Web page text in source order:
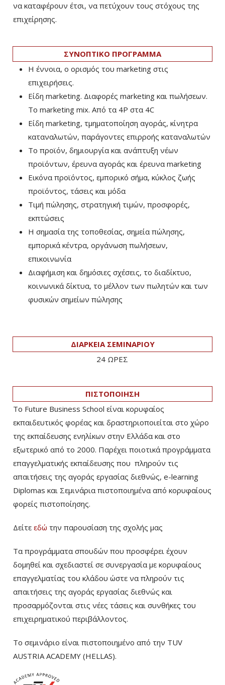
να καταφέρουν έτσι, να πετύχουν τους στόχους της
επιχείρησης.
ΣΥΝΟΠΤΙΚΟ ΠΡΟΓΡΑΜΜΑ
Η έννοια, ο ορισμός του marketing στις
επιχειρήσεις.
Είδη marketing. Διαφορές marketing και πωλήσεων.
Το marketing mix. Από τα 4P στα 4C
Είδη marketing, τμηματοποίηση αγοράς, κίνητρα
καταναλωτών, παράγοντες επιρροής καταναλωτών
Το προϊόν, δημιουργία και ανάπτυξη νέων
προϊόντων, έρευνα αγοράς και έρευνα marketing
Εικόνα προϊόντος, εμπορικό σήμα, κύκλος ζωής
προϊόντος, τάσεις και μόδα
Τιμή πώλησης, στρατηγική τιμών, προσφορές,
εκπτώσεις
Η σημασία της τοποθεσίας, σημεία πώλησης,
εμπορικά κέντρα, οργάνωση πωλήσεων,
επικοινωνία
Διαφήμιση και δημόσιες σχέσεις, το διαδίκτυο,
κοινωνικά δίκτυα, το μέλλον των πωλητών και των
φυσικών σημείων πώλησης
ΔΙΑΡΚΕΙΑ ΣΕΜΙΝΑΡΙΟΥ
24 ΩΡΕΣ
ΠΙΣΤΟΠΟΙΗΣΗ
Το Future Business School είναι κορυφαίος
εκπαιδευτικός φορέας και δραστηριοποιείται στο χώρο
της εκπαίδευσης ενηλίκων στην Ελλάδα και στο
εξωτερικό από το 2000. Παρέχει ποιοτικά προγράμματα
επαγγελματικής εκπαίδευσης που πληρούν τις
απαιτήσεις της αγοράς εργασίας διεθνώς, e-learning
Diplomas και Σεμινάρια πιστοποιημένα από κορυφαίους
φορείς πιστοποίησης.
Δείτε εδώ την παρουσίαση της σχολής μας
Τα προγράμματα σπουδών που προσφέρει έχουν
δομηθεί και σχεδιαστεί σε συνεργασία με κορυφαίους
επαγγελματίας του κλάδου ώστε να πληρούν τις
απαιτήσεις της αγοράς εργασίας διεθνώς και
προσαρμόζονται στις νέες τάσεις και συνθήκες του
επιχειρηματικού περιβάλλοντος.
Το σεμινάριο είναι πιστοποιημένο από την TUV
AUSTRIA ACADEMY (HELLAS).